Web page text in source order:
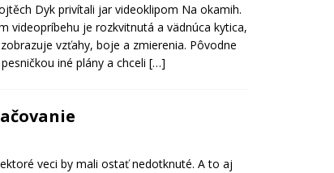
Dyk privítali jar videoklipom Na okamih.
videopríbehu je rozkvitnutá a vädnúca kytica,
vzťahy, boje a zmierenia. Pôvodne
iné plány a chceli […]
veci by mali ostať nedotknuté. A to aj